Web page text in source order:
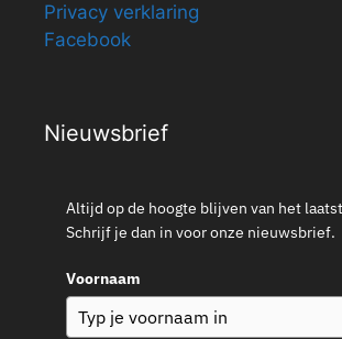
Privacy verklaring
Facebook
Nieuwsbrief
Altijd op de hoogte blijven van het
Schrijf je dan in voor onze nieuwsbrief.
Voornaam